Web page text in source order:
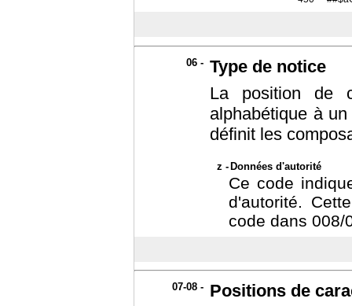
06 - Type de notice
La position de
alphabétique à
définit les
z - Données d'autorité
Ce code
d'autorité.
code dans 008/
07-08 -
Positions de